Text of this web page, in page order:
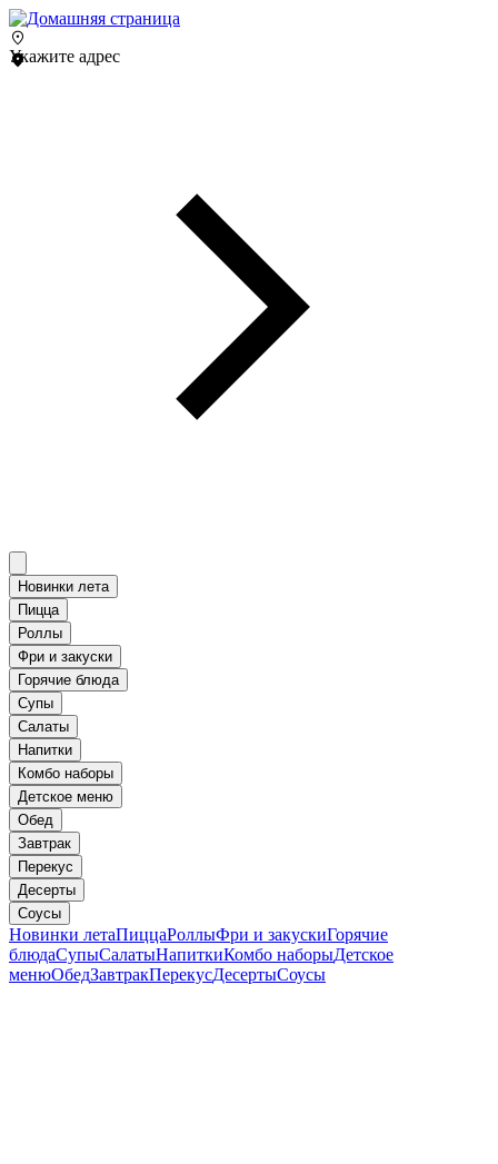
Укажите адрес
Новинки лета
Пицца
Роллы
Фри и закуски
Горячие блюда
Супы
Салаты
Напитки
Комбо наборы
Детское меню
Обед
Завтрак
Перекус
Десерты
Соусы
Новинки летаПиццаРоллыФри и закускиГорячие
блюдаСупыСалатыНапиткиКомбо наборыДетское
менюОбедЗавтракПерекусДесертыСоусы